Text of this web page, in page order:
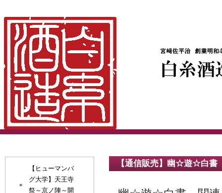
【通信販売】幽☆遊☆白
【ヒューマンバ
グ大学】天王寺
祭～京ノ陣～開